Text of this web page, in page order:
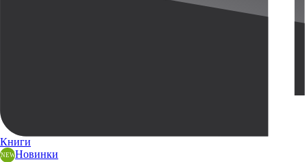
Книги
Новинки